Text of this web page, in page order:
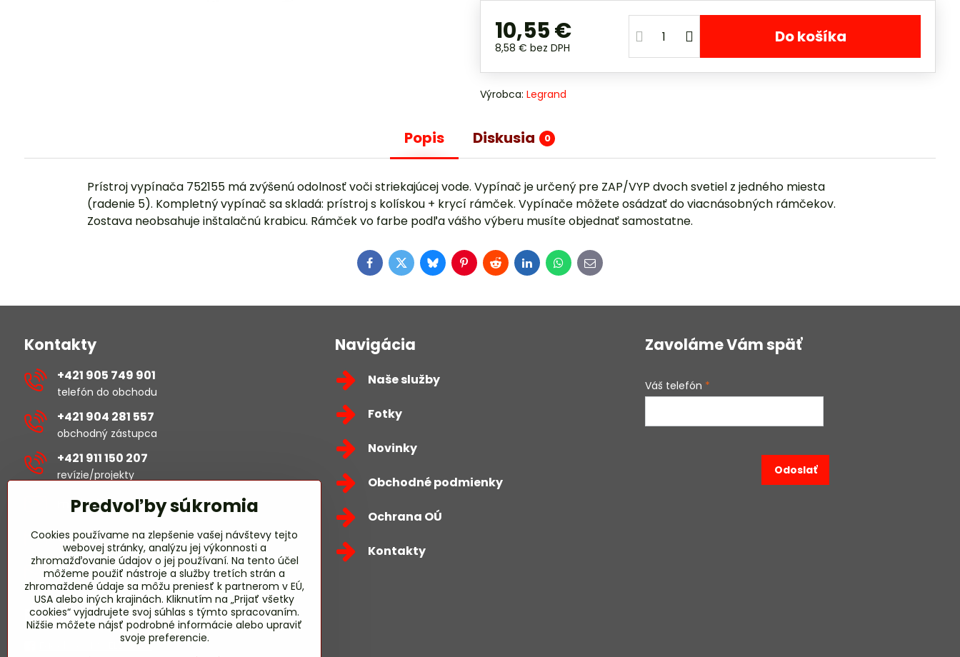
10,55 €
8,58 € bez DPH
Do košíka
Výrobca: Legrand
Popis Diskusia 0
Prístroj vypínača 752155 má zvýšenú odolnosť voči striekajúcej vode. Vypínač je určený pre ZAP/VYP dvoch svetiel z jedného miesta
(radenie 5). Kompletný vypínač sa skladá: prístroj s kolískou + krycí rámček. Vypínače môžete osádzať do viacnásobných rámčekov.
Zostava neobsahuje inštalačnú krabicu. Rámček vo farbe podľa vášho výberu musíte objednať samostatne.
Facebook
TwitterBlueskyPinterest
RedditLinkedInWhatsApp
E-
mail
Kontakty
+421 905 749 901
telefón do obchodu
+421 904 281 557
obchodný zástupca
+421 911 150 207
revízie/projekty
michal​.sustek​@hselectric​.sk
obchod​@hselectric​.sk
miroslav​.harmady​@hselectric​.sk
revízie/projekty
Pridajte sa k nám
Facebook HS-ELECTRIC
Navigácia
Naše služby
Fotky
Novinky
Obchodné podmienky
Ochrana OÚ
Kontakty
Zavoláme Vám späť
Váš telefón *
Odoslať
Predvoľby súkromia
Cookies používame na zlepšenie vašej návštevy tejto
webovej stránky, analýzu jej výkonnosti a
zhromažďovanie údajov o jej používaní. Na tento účel
môžeme použiť nástroje a služby tretích strán a
zhromaždené údaje sa môžu preniesť k partnerom v EÚ,
USA alebo iných krajinách. Kliknutím na „Prijať všetky
cookies“ vyjadrujete svoj súhlas s týmto spracovaním.
Nižšie môžete nájsť podrobné informácie alebo upraviť
svoje preferencie.